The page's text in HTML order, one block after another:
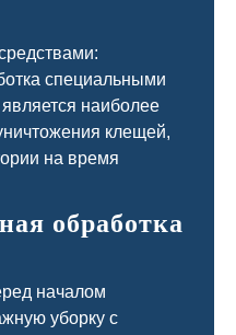
специальными
наиболее
клещей,
на время
обработка
началом
уборку с